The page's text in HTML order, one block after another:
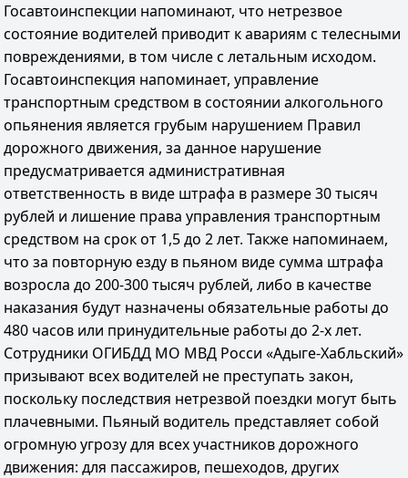
Госавтоинспекции напоминают, что нетрезвое
состояние водителей приводит к авариям с телесными
повреждениями, в том числе с летальным исходом.
Госавтоинспекция напоминает, управление
транспортным средством в состоянии алкогольного
опьянения является грубым нарушением Правил
дорожного движения, за данное нарушение
предусматривается административная
ответственность в виде штрафа в размере 30 тысяч
рублей и лишение права управления транспортным
средством на срок от 1,5 до 2 лет. Также напоминаем,
что за повторную езду в пьяном виде сумма штрафа
возросла до 200-300 тысяч рублей, либо в качестве
наказания будут назначены обязательные работы до
480 часов или принудительные работы до 2-х лет.
Сотрудники ОГИБДД МО МВД Росси «Адыге-Хабльский»
призывают всех водителей не преступать закон,
поскольку последствия нетрезвой поездки могут быть
плачевными. Пьяный водитель представляет собой
огромную угрозу для всех участников дорожного
движения: для пассажиров, пешеходов, других